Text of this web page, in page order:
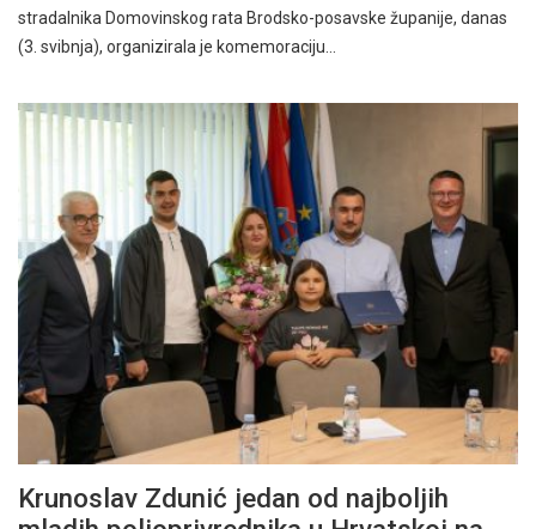
stradalnika Domovinskog rata Brodsko-posavske županije, danas
(3. svibnja), organizirala je komemoraciju…
Krunoslav Zdunić jedan od najboljih